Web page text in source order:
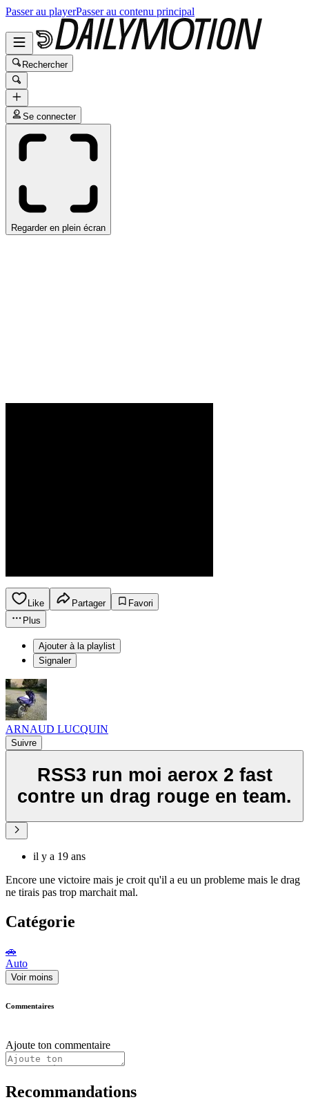
Passer au playerPasser au contenu principal
Rechercher
Se connecter
Regarder en plein écran
Like Partager
Favori
Plus
Ajouter à la playlist
Signaler
ARNAUD LUCQUIN
Suivre
RSS3 run moi aerox 2 fast
contre un drag rouge en team.
il y a 19 ans
Encore une victoire mais je croit qu'il a eu un probleme mais le drag
ne tirais pas trop marchait mal.
Catégorie
🚗
Auto
Voir moins
Commentaires
Ajoute ton commentaire
Recommandations